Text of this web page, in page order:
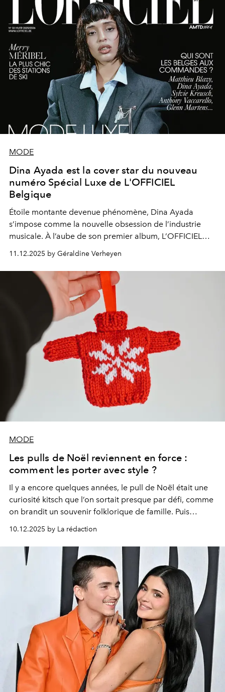
MODE
Dina Ayada est la cover star du nouveau
numéro Spécial Luxe de L'OFFICIEL
Belgique
Étoile montante devenue phénomène, Dina Ayada
s’impose comme la nouvelle obsession de l’industrie
musicale. À l’aube de son premier album, L’OFFICIEL
11.12.2025 by Géraldine Verheyen
MODE
Les pulls de Noël reviennent en force :
comment les porter avec style ?
Il y a encore quelques années, le pull de Noël était une
curiosité kitsch que l’on sortait presque par défi, comme
on brandit un souvenir folklorique de famille. Puis
soirées à thème, entre autres, transforment ce vêtement
d’hiver en terrain de jeu stylistique.
10.12.2025 by La rédaction